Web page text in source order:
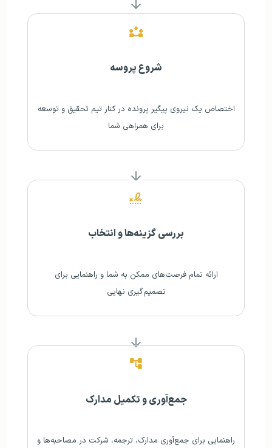
شروع پروسه
اختصاص یک نیروی پیگیر پرونده در کنار تیم تحقیق و توسعه
برای همراهی شما
بررسی گزینه‌ها و انتخاب
ارائه تمام فرصت‌های ممکن به شما و راهنمایی برای
تصمیم‌گیری نهایی
جمع‌آوری و تکمیل مدارک
راهنمایی برای جمع‌آوری مدارک، ترجمه، شرکت در مصاحبه‌ها و